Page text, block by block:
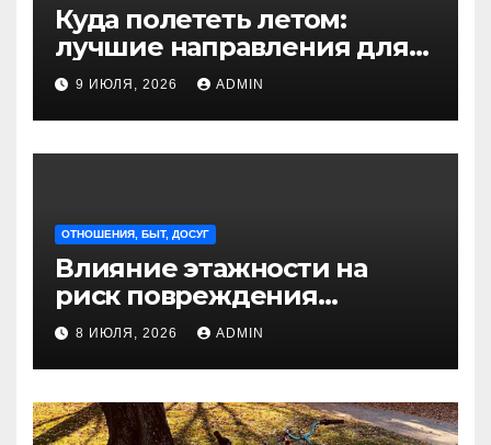
Куда полететь летом:
лучшие направления для
отдыха из Санкт-
Петербурга
9 ИЮЛЯ, 2026 ADMIN
ОТНОШЕНИЯ, БЫТ, ДОСУГ
Влияние этажности на
риск повреждения
недвижимости
8 ИЮЛЯ, 2026 ADMIN